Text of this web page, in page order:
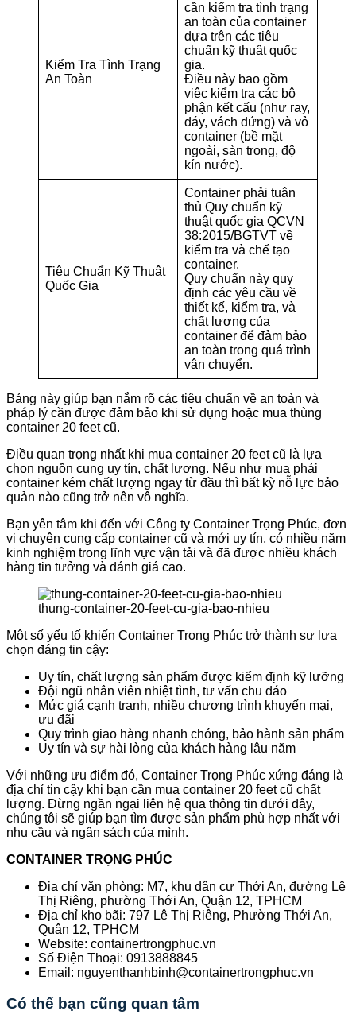
Kiểm Tra Tình Trạng
An Toàn
cần kiểm tra tình trạng
an toàn của container
dựa trên các tiêu
chuẩn kỹ thuật quốc
gia.
Điều này bao gồm
việc kiểm tra các bộ
phận kết cấu (như ray,
đáy, vách đứng) và vỏ
container (bề mặt
ngoài, sàn trong, độ
kín nước).
Tiêu Chuẩn Kỹ Thuật
Quốc Gia
Container phải tuân
thủ Quy chuẩn kỹ
thuật quốc gia QCVN
38:2015/BGTVT về
kiểm tra và chế tạo
container.
Quy chuẩn này quy
định các yêu cầu về
thiết kế, kiểm tra, và
chất lượng của
container để đảm bảo
an toàn trong quá trình
vận chuyển.
Bảng này giúp bạn nắm rõ các tiêu chuẩn về an toàn và
pháp lý cần được đảm bảo khi sử dụng hoặc mua thùng
container 20 feet cũ.
Điều quan trọng nhất khi mua container 20 feet cũ là lựa
chọn nguồn cung uy tín, chất lượng. Nếu như mua phải
container kém chất lượng ngay từ đầu thì bất kỳ nỗ lực bảo
quản nào cũng trở nên vô nghĩa.
Bạn yên tâm khi đến với Công ty Container Trọng Phúc, đơn
vị chuyên cung cấp container cũ và mới uy tín, có nhiều năm
kinh nghiệm trong lĩnh vực vận tải và đã được nhiều khách
hàng tin tưởng và đánh giá cao.
thung-container-20-feet-cu-gia-bao-nhieu
Một số yếu tố khiến Container Trọng Phúc trở thành sự lựa
chọn đáng tin cậy:
Uy tín, chất lượng sản phẩm được kiểm định kỹ lưỡng
Đội ngũ nhân viên nhiệt tình, tư vấn chu đáo
Mức giá cạnh tranh, nhiều chương trình khuyến mại,
ưu đãi
Quy trình giao hàng nhanh chóng, bảo hành sản phẩm
Uy tín và sự hài lòng của khách hàng lâu năm
Với những ưu điểm đó, Container Trọng Phúc xứng đáng là
địa chỉ tin cậy khi bạn cần mua container 20 feet cũ chất
lượng. Đừng ngần ngại liên hệ qua thông tin dưới đây,
chúng tôi sẽ giúp bạn tìm được sản phẩm phù hợp nhất với
nhu cầu và ngân sách của mình.
CONTAINER TRỌNG PHÚC
Địa chỉ văn phòng: M7, khu dân cư Thới An, đường Lê
Thị Riêng, phường Thới An, Quận 12, TPHCM
Địa chỉ kho bãi: 797 Lê Thị Riêng, Phường Thới An,
Quận 12, TPHCM
Website: containertrongphuc.vn
Số Điện Thoại: 0913888845
Email: nguyenthanhbinh@containertrongphuc.vn
Có thể bạn cũng quan tâm